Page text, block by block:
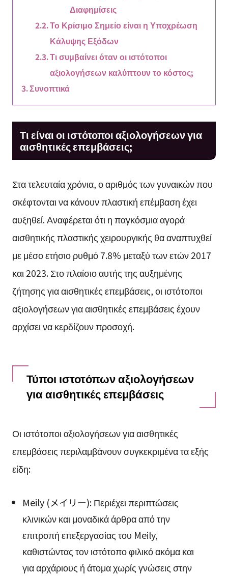
Διαφημίσεις
Το Κρίσιμο Σημείο είναι η Υποχρέωση
Κάλυψης Εξόδων
Τι συμβαίνει όταν οι ιστότοποι
αξιολογήσεων καλύπτουν το κόστος;
Συνοπτικά
Τι είναι οι ιστότοποι αξιολογήσεων για
αισθητικές επεμβάσεις;
Στα τελευταία χρόνια, ο αριθμός των γυναικών που
σκέφτονται να κάνουν πλαστική επέμβαση έχει
αυξηθεί. Αναφέρεται ότι η παγκόσμια αγορά
αισθητικής πλαστικής χειρουργικής θα αναπτυχθεί
με μέσο ετήσιο ρυθμό 7.8% μεταξύ των ετών 2017
και 2023. Στο πλαίσιο αυτής της αυξημένης
ζήτησης για αισθητικές επεμβάσεις, οι ιστότοποι
αξιολογήσεων για αισθητικές επεμβάσεις έχουν
αρχίσει να κερδίζουν προσοχή.
Τύποι ιστοτόπων αξιολογήσεων
για αισθητικές επεμβάσεις
Οι ιστότοποι αξιολογήσεων για αισθητικές
επεμβάσεις περιλαμβάνουν συγκεκριμένα τα εξής
είδη:
Meily (メイリー): Περιέχει περιπτώσεις
κλινικών και μοναδικά άρθρα από την
επιτροπή επεξεργασίας του Meily,
καθιστώντας τον ιστότοπο φιλικό ακόμα και
για αρχάριους ή άτομα χωρίς γνώσεις στην